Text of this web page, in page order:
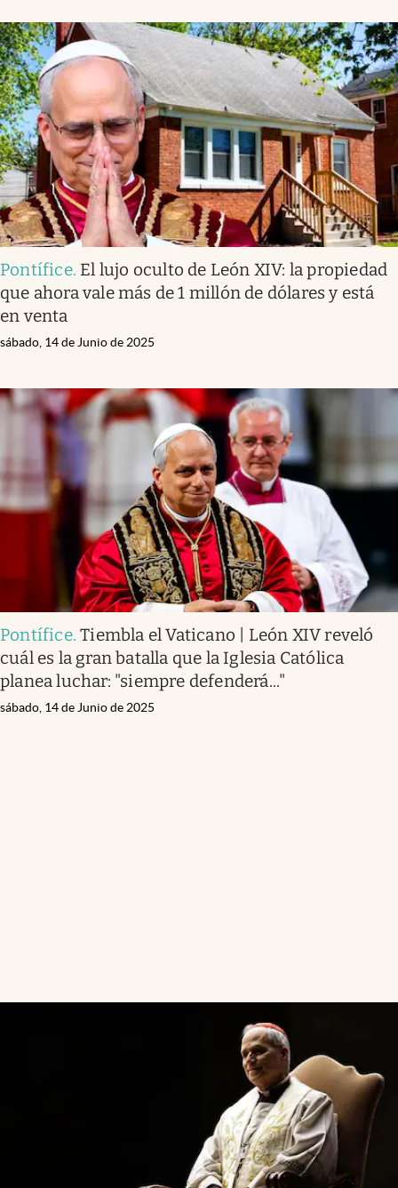
Pontífice. El lujo oculto de León XIV: la propiedad
que ahora vale más de 1 millón de dólares y está
en venta
sábado, 14 de Junio de 2025
Pontífice.Tiembla el Vaticano | León XIV reveló
cuál es la gran batalla que la Iglesia Católica
planea luchar: "siempre defenderá..."
sábado, 14 de Junio de 2025